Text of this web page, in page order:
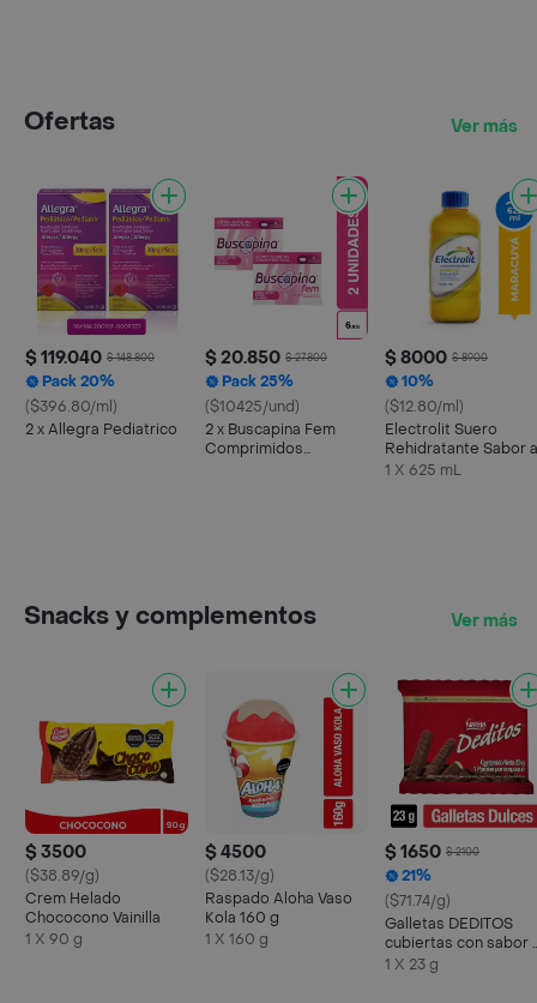
Ofertas Ver más
$ 119.040 $ 148.800
Pack 20%
($396.80/ml)
2 x Allegra Pediatrico
$ 20.850 $ 27.800
Pack 25%
($10425/und)
2 x Buscapina Fem
Comprimidos
$ 8000 $ 8900
10%
($12.80/ml)
Electrolit Suero
Rehidratante Sabor a
Maracuyá
1 X 625 mL
Snacks y complementos Ver más
$ 3500
($38.89/g)
Crem Helado
Chococono Vainilla
1 X 90 g
$ 4500
($28.13/g)
Raspado Aloha Vaso
Kola 160 g
1 X 160 g
$ 1650 $ 2100
21%
($71.74/g)
Galletas DEDITOS
cubiertas con sabor
chocolate x 23g
1 X 23 g